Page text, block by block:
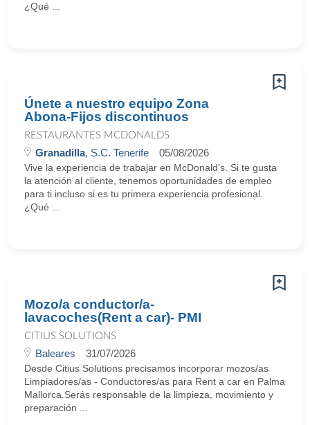
¿Qué ...
Únete a nuestro equipo Zona
Abona-Fijos discontinuos
RESTAURANTES MCDONALDS
Granadilla, S.C. Tenerife 05/08/2026
Vive la experiencia de trabajar en McDonald's. Si te gusta
la atención al cliente, tenemos oportunidades de empleo
para ti incluso si es tu primera experiencia profesional.
¿Qué ...
Mozo/a conductor/a-
lavacoches(Rent a car)- PMI
CITIUS SOLUTIONS
Baleares 31/07/2026
Desde Citius Solutions precisamos incorporar mozos/as
Limpiadores/as - Conductores/as para Rent a car en Palma
Mallorca.Serás responsable de la limpieza, movimiento y
preparación ...